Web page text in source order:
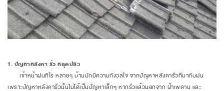
​​​​​​​1. ปัญหาหลังคา รั่ว หลุดปลิว
เข้าหน้าฝนทีไร หลายๆ บ้านมักมีความกังวลใจ จากปัญหาหลังคารั่วที่มากับฝน
เพราะปัญหาหลังคารั่วนั้นไม่ได้เป็นปัญหาเล็กๆ หากรั่วแล้วนอกจาก ฝ้าเพดาน และ